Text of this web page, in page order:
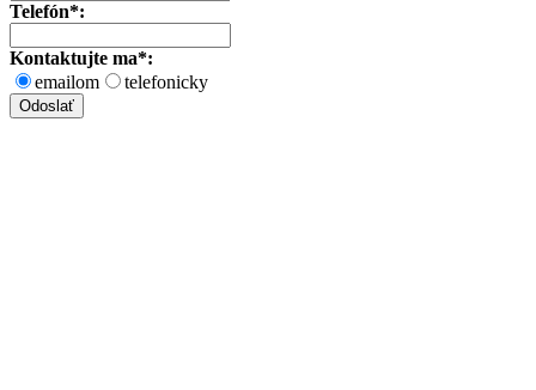
Telefón*:
Kontaktujte ma*:
emailom
telefonicky